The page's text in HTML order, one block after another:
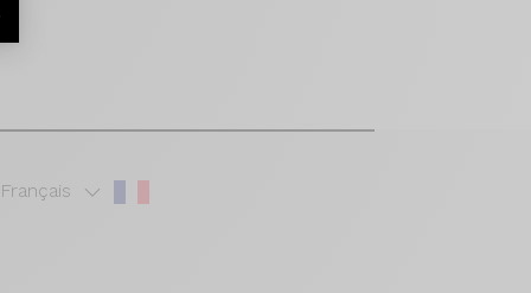
Français